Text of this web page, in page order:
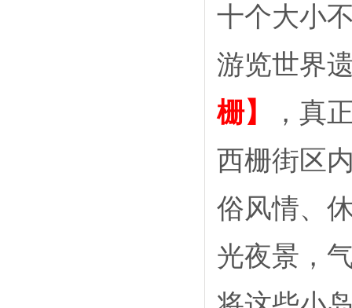
十个大小
游览世界
栅】
，真
西栅街区
俗风情、
光夜景，